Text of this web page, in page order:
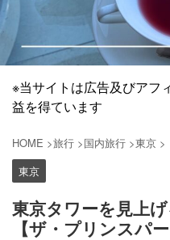
※当サイトは広告及びアフ
益を得ています
HOME >旅行 >国内旅行 >東京 >
東京
東京タワーを見上
【ザ・プリンスパ